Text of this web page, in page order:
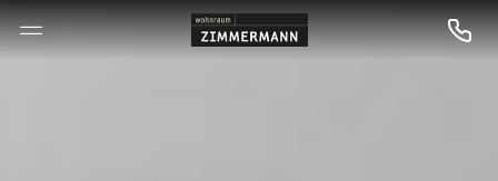
 